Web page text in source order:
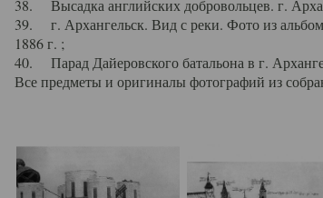
38. Высадка английских добровольцев. г.
39. г. Архангельск. Вид с реки. Фото из
1886 г. ;
40. Парад Дайеровского батальона в г.
Все предметы и оригиналы фотографий из